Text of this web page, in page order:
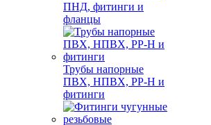
ПНД, фитинги и
фланцы
Трубы напорные
ПВХ, НПВХ, PP-H и
фитинги